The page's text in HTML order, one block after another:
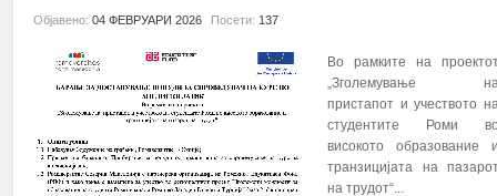
Објавено: 04 ФЕВРУАРИ 2026 Посети: 137
Во рамките на
„Зголемување
пристапот и учеството
студентите Роми
високото образование
транзицијата на
на трудот“...